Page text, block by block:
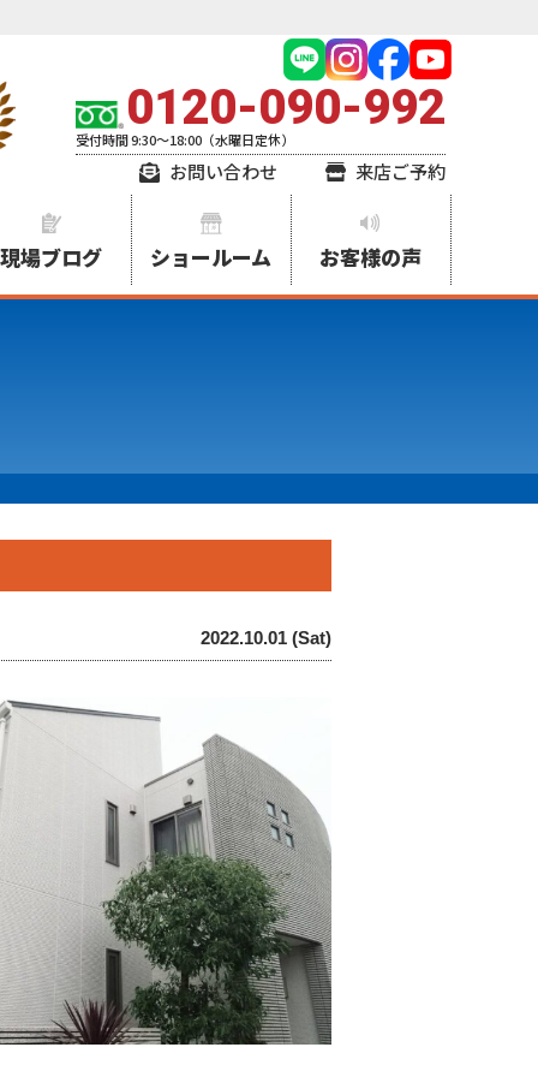
0120-090-992
受付時間 9:30～18:00（水曜日定休）
お問い合わせ 来店ご予約
現場ブログ ショールーム お客様の声
2022.10.01 (Sat)